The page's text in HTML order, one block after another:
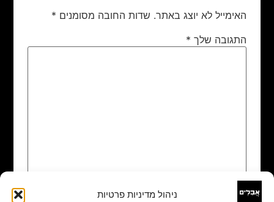
ניהול מדיניות פרטיות
האימייל לא יוצג באתר. שדות החובה מסומנים *
התגובה שלך *
שם